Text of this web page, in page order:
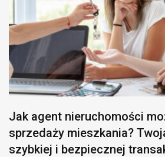
Jak agent nieruchomości
sprzedaży mieszkania?
szybkiej i bezpiecznej